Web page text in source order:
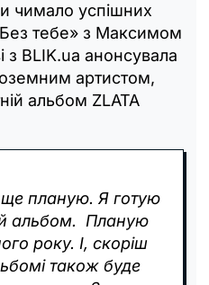
чимало успішних
тебе» з Максимом
BLIK.ua анонсувала
артистом,
альбом ZLATA
планую. Я готую
альбом. Планую
року. І, скоріш
також буде